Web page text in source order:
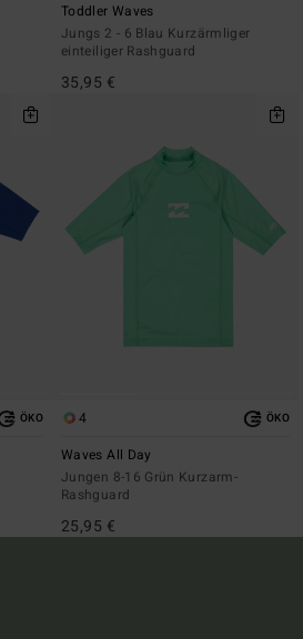
Toddler Waves
Jungs 2 - 6 Blau Kurzärmliger
einteiliger Rashguard
35,95 €
ÖKO 4 ÖKO
Waves All Day
Jungen 8-16 Grün Kurzarm-
Rashguard
25,95 €